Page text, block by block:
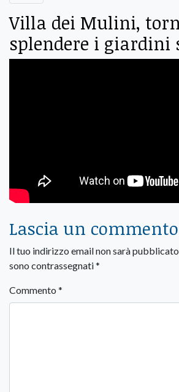
Villa dei Mulini,
splendere i giardini
Lascia un commento
Il tuo indirizzo email non sarà pubblicato.
sono contrassegnati*
Commento *